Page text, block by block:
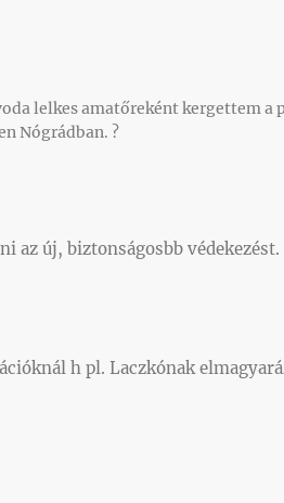
lelkes amatőreként kergettem a
Nógrádban. ?
az új, biztonságosbb védekezést.
h pl. Laczkónak